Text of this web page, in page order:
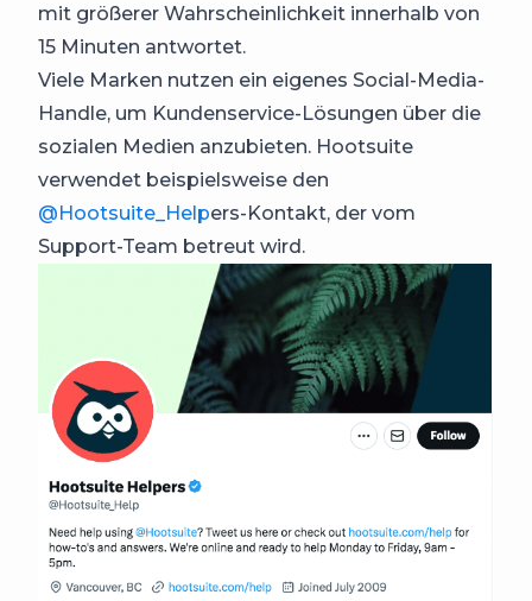
mit größerer Wahrscheinlichkeit innerhalb von
15 Minuten antwortet.
Viele Marken nutzen ein eigenes Social-Media-
Handle, um Kundenservice-Lösungen über die
sozialen Medien anzubieten. Hootsuite
verwendet beispielsweise den
@Hootsuite_Helpers-Kontakt, der vom
Support-Team betreut wird.